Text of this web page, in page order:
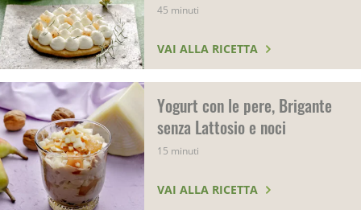
45 minuti
VAI ALLA RICETTA
Yogurt con le pere, Brigante
senza Lattosio e noci
15 minuti
VAI ALLA RICETTA